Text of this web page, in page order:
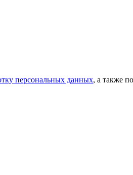
персональных данных, а также